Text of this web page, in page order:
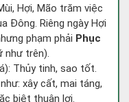
Hợi, Mão trăm việc
Đông. Riêng ngày Hợi
phạm phải Phục
như trên).
Thủy tinh, sao tốt.
xây cất, mai táng,
biệt thuận lợi.